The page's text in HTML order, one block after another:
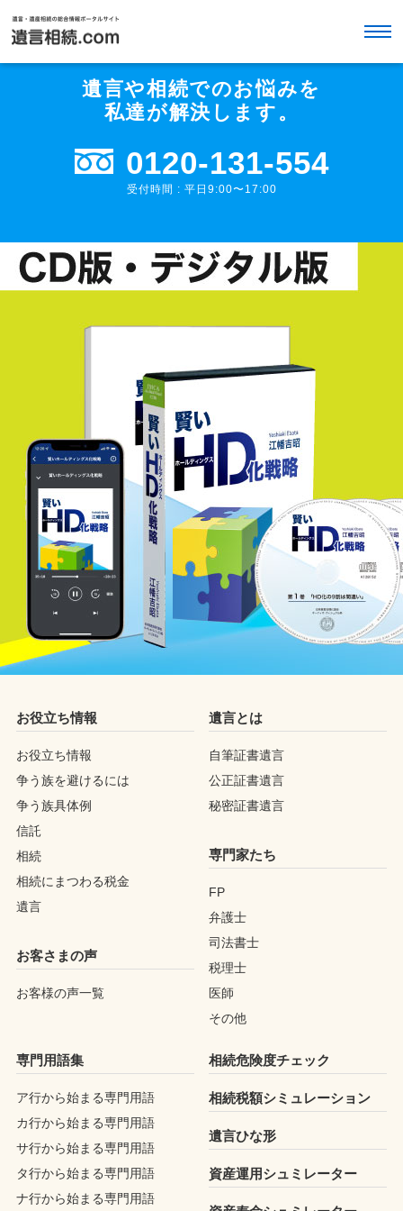
遺言や相続でのお悩みを
私達が解決します。
0120-131-554
受付時間 : 平日9:00〜17:00
お役立ち情報
お役立ち情報
争う族を避けるには
争う族具体例
信託
相続
相続にまつわる税金
遺言
お客さまの声
お客様の声一覧
遺言とは
自筆証書遺言
公正証書遺言
秘密証書遺言
専門家たち
FP
弁護士
司法書士
税理士
医師
その他
専門用語集
ア行から始まる専門用語
カ行から始まる専門用語
サ行から始まる専門用語
タ行から始まる専門用語
ナ行から始まる専門用語
相続危険度チェック
相続税額シミュレーション
遺言ひな形
資産運用シュミレーター